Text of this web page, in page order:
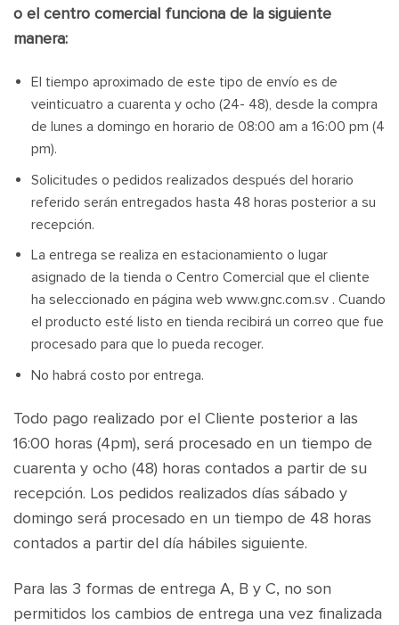
o el centro comercial funciona de la siguiente
manera:
El tiempo aproximado de este tipo de envío es de
veinticuatro a cuarenta y ocho (24- 48), desde la compra
de lunes a domingo en horario de 08:00 am a 16:00 pm (4
pm).
Solicitudes o pedidos realizados después del horario
referido serán entregados hasta 48 horas posterior a su
recepción.
La entrega se realiza en estacionamiento o lugar
asignado de la tienda o Centro Comercial que el cliente
ha seleccionado en página web www.gnc.com.sv . Cuando
el producto esté listo en tienda recibirá un correo que fue
procesado para que lo pueda recoger.
No habrá costo por entrega.
Todo pago realizado por el Cliente posterior a las
16:00 horas (4pm), será procesado en un tiempo de
cuarenta y ocho (48) horas contados a partir de su
recepción. Los pedidos realizados días sábado y
domingo será procesado en un tiempo de 48 horas
contados a partir del día hábiles siguiente.
Para las 3 formas de entrega A, B y C, no son
permitidos los cambios de entrega una vez finalizada